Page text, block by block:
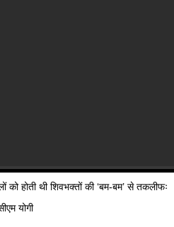
होती थी शिवभक्तों की ‘बम-बम’ से तकलीफः
योगी